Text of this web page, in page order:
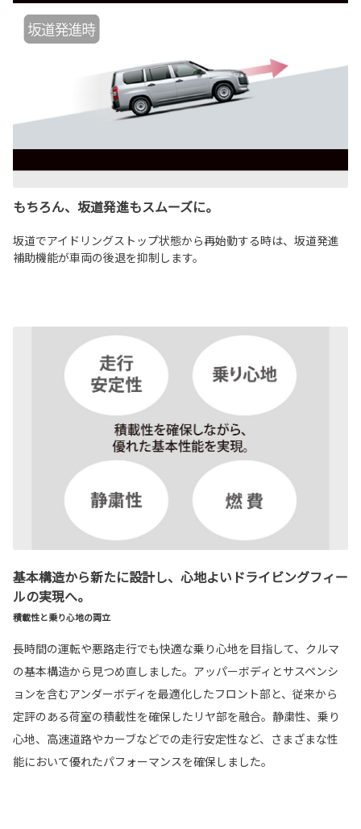
もちろん、坂道発進もスムーズに。
坂道でアイドリングストップ状態から再始動する時は、坂道発進
補助機能が車両の後退を抑制します。
基本構造から新たに設計し、心地よいドライビングフィー
ルの実現へ。
積載性と乗り心地の両立
長時間の運転や悪路走行でも快適な乗り心地を目指して、クルマ
の基本構造から見つめ直しました。アッパーボディとサスペンシ
ョンを含むアンダーボディを最適化したフロント部と、従来から
定評のある荷室の積載性を確保したリヤ部を融合。静粛性、乗り
心地、高速道路やカーブなどでの走行安定性など、さまざまな性
能において優れたパフォーマンスを確保しました。